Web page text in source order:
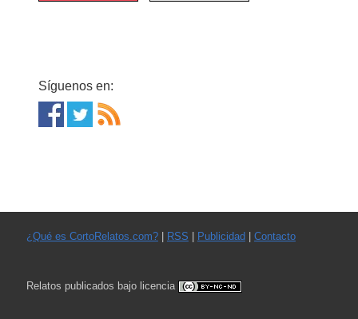
Síguenos en:
¿Qué es CortoRelatos.com?| RSS Publicidad Contacto
Relatos publicados bajo licencia